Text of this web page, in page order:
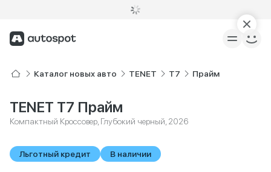
Каталог новых авто TENET T7 Прайм
TENET T7 Прайм
Компактный Кроссовер, Глубокий черный, 2026
Льготный кредит В наличии